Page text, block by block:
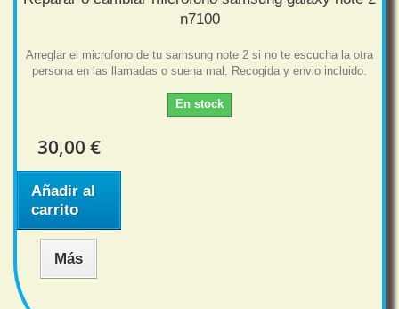
n7100
Arreglar el microfono de tu samsung note 2 si no te escucha la otra
persona en las llamadas o suena mal. Recogida y envio incluido.
En stock
30,00 €
Añadir al
carrito
Más